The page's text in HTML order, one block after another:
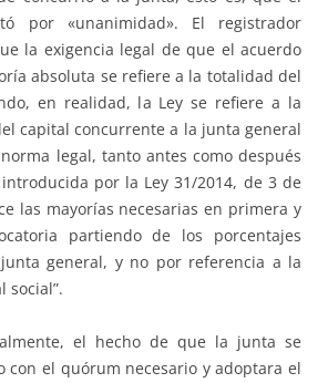
por «unanimidad». El registrador
la exigencia legal de que el acuerdo
absoluta se refiere a la totalidad del
en realidad, la Ley se refiere a la
capital concurrente a la junta general
legal, tanto antes como después
por la Ley 31/2014, de 3 de
las mayorías necesarias en primera y
partiendo de los porcentajes
general, y no por referencia a la
social”.
el hecho de que la junta se
con el quórum necesario y adoptara el